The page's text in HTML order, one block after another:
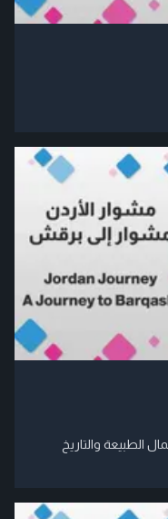
الطبيعة والتاريخ